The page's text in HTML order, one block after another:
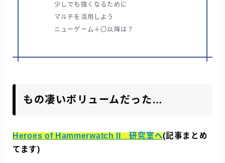
少しでも強くなるために
マルチを活用しよう
ニューゲーム＋〇以降は？
もの凄いボリュームだった…
Heroes of Hammerwatch II 研究室へ(記事まとめ
てます)